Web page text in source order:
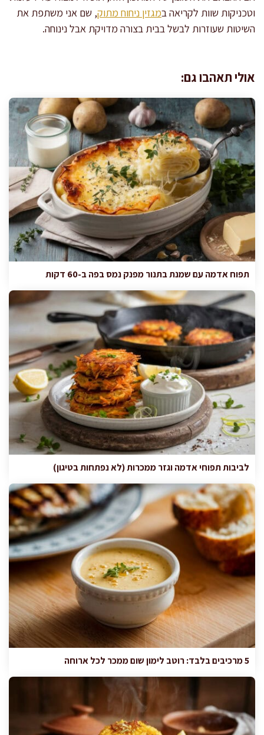
וטכניקות שוות לקריאה במגזין ניחוח מתוק, שם אני משתפת את
השיטות שעוזרות לבשל בבית בצורה מדויקת אבל נינוחה.
אולי תאהבו גם:
תפוח אדמה עם שמנת בתנור מפנק נמס בפה ב-60 דקות
לביבות תפוחי אדמה וגזר ממכרות (לא נפתחות בטיגון)
5 מרכיבים בלבד: רוטב לימון שום ממכר לכל ארוחה